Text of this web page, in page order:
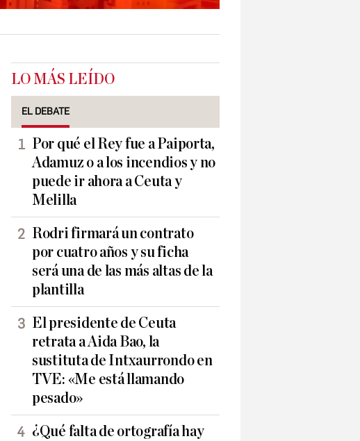
LO MÁS LEÍDO
EL DEBATE
Por qué el Rey fue a Paiporta,
Adamuz o a los incendios y no
puede ir ahora a Ceuta y
Melilla
Rodri firmará un contrato
por cuatro años y su ficha
será una de las más altas de la
plantilla
El presidente de Ceuta
retrata a Aida Bao, la
sustituta de Intxaurrondo en
TVE: «Me está llamando
pesado»
¿Qué falta de ortografía hay